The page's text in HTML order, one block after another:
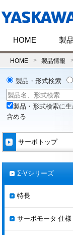
HOME 製
HOME 製品情報
製品・形式検索
製品・形式検索に
含める
サーボトップ
Σ-Vシリーズ
特長
サーボモータ 仕様